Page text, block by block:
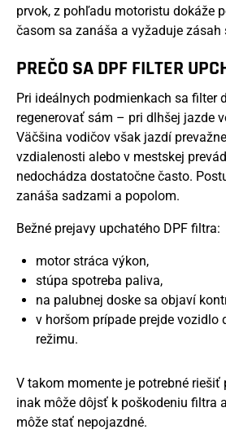
prvok, z pohľadu motoristu dokáže
časom sa zanáša a vyžaduje zásah
PREČO SA DPF FILTER
Pri ideálnych podmienkach sa filter
regenerovať sám – pri dlhšej jazde
Väčšina vodičov však jazdí
vzdialenosti alebo v mestskej
nedochádza dostatočne často.
zanáša sadzami a popolom.
Bežné prejavy upchatého DPF filtra:
motor stráca výkon,
stúpa spotreba paliva,
na palubnej doske sa objaví
v horšom prípade prejde vozidlo
režimu.
V takom momente je potrebné
inak môže dôjsť k poškodeniu filtra
môže stať nepojazdné.